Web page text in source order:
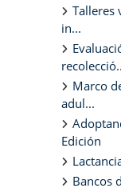
Talleres
in...
Marco
adul...
Edición
Bancos